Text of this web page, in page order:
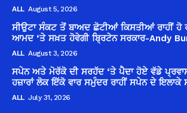
ALL August 5, 2026
ਸੀਉਟਾ ਸੰਕਟ ਤੋਂ ਬਾਅਦ ਛੋਟੀਆਂ ਕਿਸਤੀਆਂ ਰਾਹੀਂ ਹੋ
ਆਮਦ ‘ਤੇ ਸਖ਼ਤ ਹੋਵੇਗੀ ਬ੍ਰਿਟੇਨ ਸਰਕਾਰ-Andy
ALL August 3, 2026
ਸਪੇਨ ਅਤੇ ਮੋਰੱਕੋ ਦੀ ਸਰਹੱਦ ‘ਤੇ ਪੈਦਾ ਹੋਏ ਵੱਡੇ
ਹਜ਼ਾਰਾਂ ਲੋਕ ਇੱਕੋ ਵਾਰ ਸਮੁੰਦਰ ਰਾਹੀਂ ਸਪੇਨ ਦੇ ਇਲਾਕੇ
ALL July 31, 2026